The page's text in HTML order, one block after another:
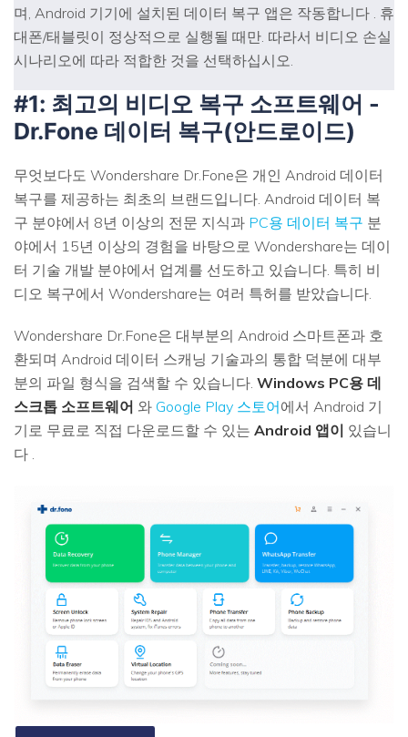
며, Android 기기에 설치된 데이터 복구 앱은 작동합니다 . 휴
대폰/태블릿이 정상적으로 실행될 때만. 따라서 비디오 손실
시나리오에 따라 적합한 것을 선택하십시오.
#1: 최고의 비디오 복구 소프트웨어 -
Dr.Fone 데이터 복구(안드로이드)
무엇보다도 Wondershare Dr.Fone은 개인 Android 데이터
복구를 제공하는 최초의 브랜드입니다. Android 데이터 복
구 분야에서 8년 이상의 전문 지식과 PC용 데이터 복구 분
야에서 15년 이상의 경험을 바탕으로 Wondershare는 데이
터 기술 개발 분야에서 업계를 선도하고 있습니다. 특히 비
디오 복구에서 Wondershare는 여러 특허를 받았습니다.
Wondershare Dr.Fone은 대부분의 Android 스마트폰과 호
환되며 Android 데이터 스캐닝 기술과의 통합 덕분에 대부
분의 파일 형식을 검색할 수 있습니다. Windows PC용 데
스크톱 소프트웨어 와 Google Play 스토어에서 Android 기
기로 무료로 직접 다운로드할 수 있는 Android 앱이 있습니
다 .